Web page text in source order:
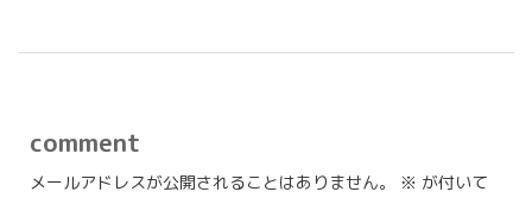
comment
メールアドレスが公開されることはありません。 ※ が付いて